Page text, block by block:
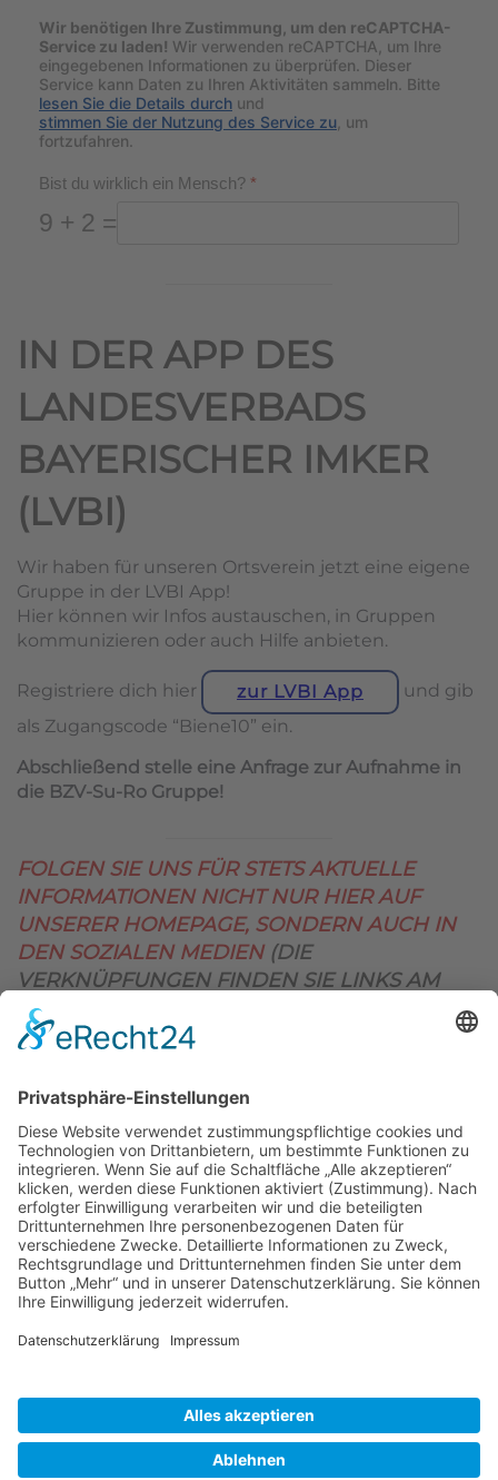
Wir benötigen Ihre Zustimmung, um den reCAPTCHA-
Service zu laden! Wir verwenden reCAPTCHA, um Ihre
eingegebenen Informationen zu überprüfen. Dieser
Service kann Daten zu Ihren Aktivitäten sammeln. Bitte
lesen Sie die Details durch und
stimmen Sie der Nutzung des Service zu , um
fortzufahren.
Bist du wirklich ein Mensch? *
9 + 2 =
IN DER APP DES
LANDESVERBADS
BAYERISCHER IMKER
(LVBI)
Wir haben für unseren Ortsverein jetzt eine eigene
Gruppe in der LVBI App!
Hier können wir Infos austauschen, in Gruppen
kommunizieren oder auch Hilfe anbieten.
Registriere dich hier zur LVBI App
und gib
als Zugangscode “Biene10” ein.
Abschließend stelle eine Anfrage zur Aufnahme in
die BZV-Su-Ro Gruppe!
FOLGEN SIE UNS FÜR STETS AKTUELLE
INFORMATIONEN NICHT NUR HIER AUF
UNSERER HOMEPAGE, SONDERN AUCH IN
DEN SOZIALEN MEDIEN (DIE
VERKNÜPFUNGEN FINDEN SIE LINKS AM
OBEREN SEITENRAND)
BIENENZUCHTVEREIN SULZBACH-ROSENBERG
1871 E.V.
1. Vorsitzender
Matthias Bohmann
Siebeneichen 13
92237 Sulzbach-Rosenberg
E-Mail: vorstand@bienenzuchtverein-sulzbach-
Copyright © Bienenzuchtverein